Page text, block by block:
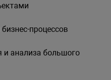
процессов
и анализа большого